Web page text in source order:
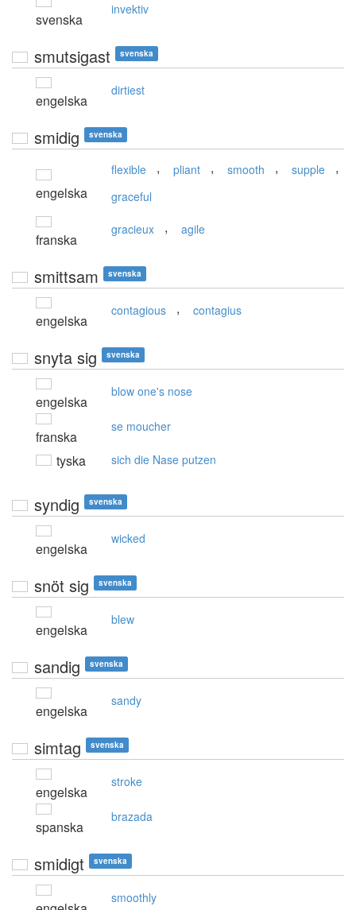
svenska
invektiv
smutsigast svenska
engelska
dirtiest
smidig svenska
engelska
flexible , pliant , smooth , supple ,
graceful
franska
gracieux , agile
smittsam svenska
engelska
contagious , contagius
snyta sig svenska
engelska
blow one's nose
franska
se moucher
tyska sich die Nase putzen
syndig svenska
engelska
wicked
snöt sig svenska
engelska
blew
sandig svenska
engelska
sandy
simtag svenska
engelska
stroke
spanska
brazada
smidigt svenska
smoothly